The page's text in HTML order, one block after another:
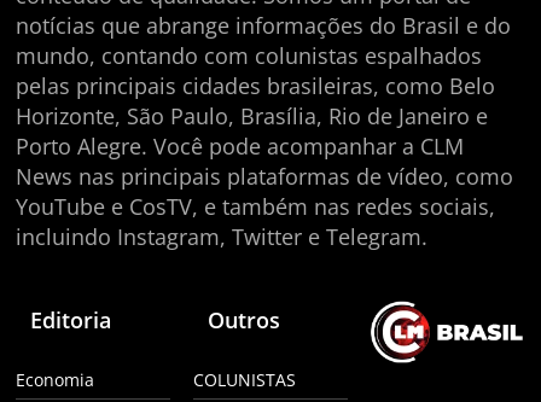
notícias que abrange informações do Brasil e do
mundo, contando com colunistas espalhados
pelas principais cidades brasileiras, como Belo
Horizonte, São Paulo, Brasília, Rio de Janeiro e
Porto Alegre. Você pode acompanhar a CLM
News nas principais plataformas de vídeo, como
YouTube e CosTV, e também nas redes sociais,
incluindo Instagram, Twitter e Telegram.
Editoria
Economia
Outros
COLUNISTAS